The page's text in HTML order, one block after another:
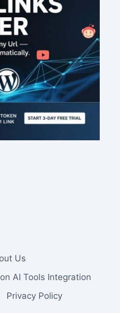
Us
AI Tools Integration
Privacy Policy